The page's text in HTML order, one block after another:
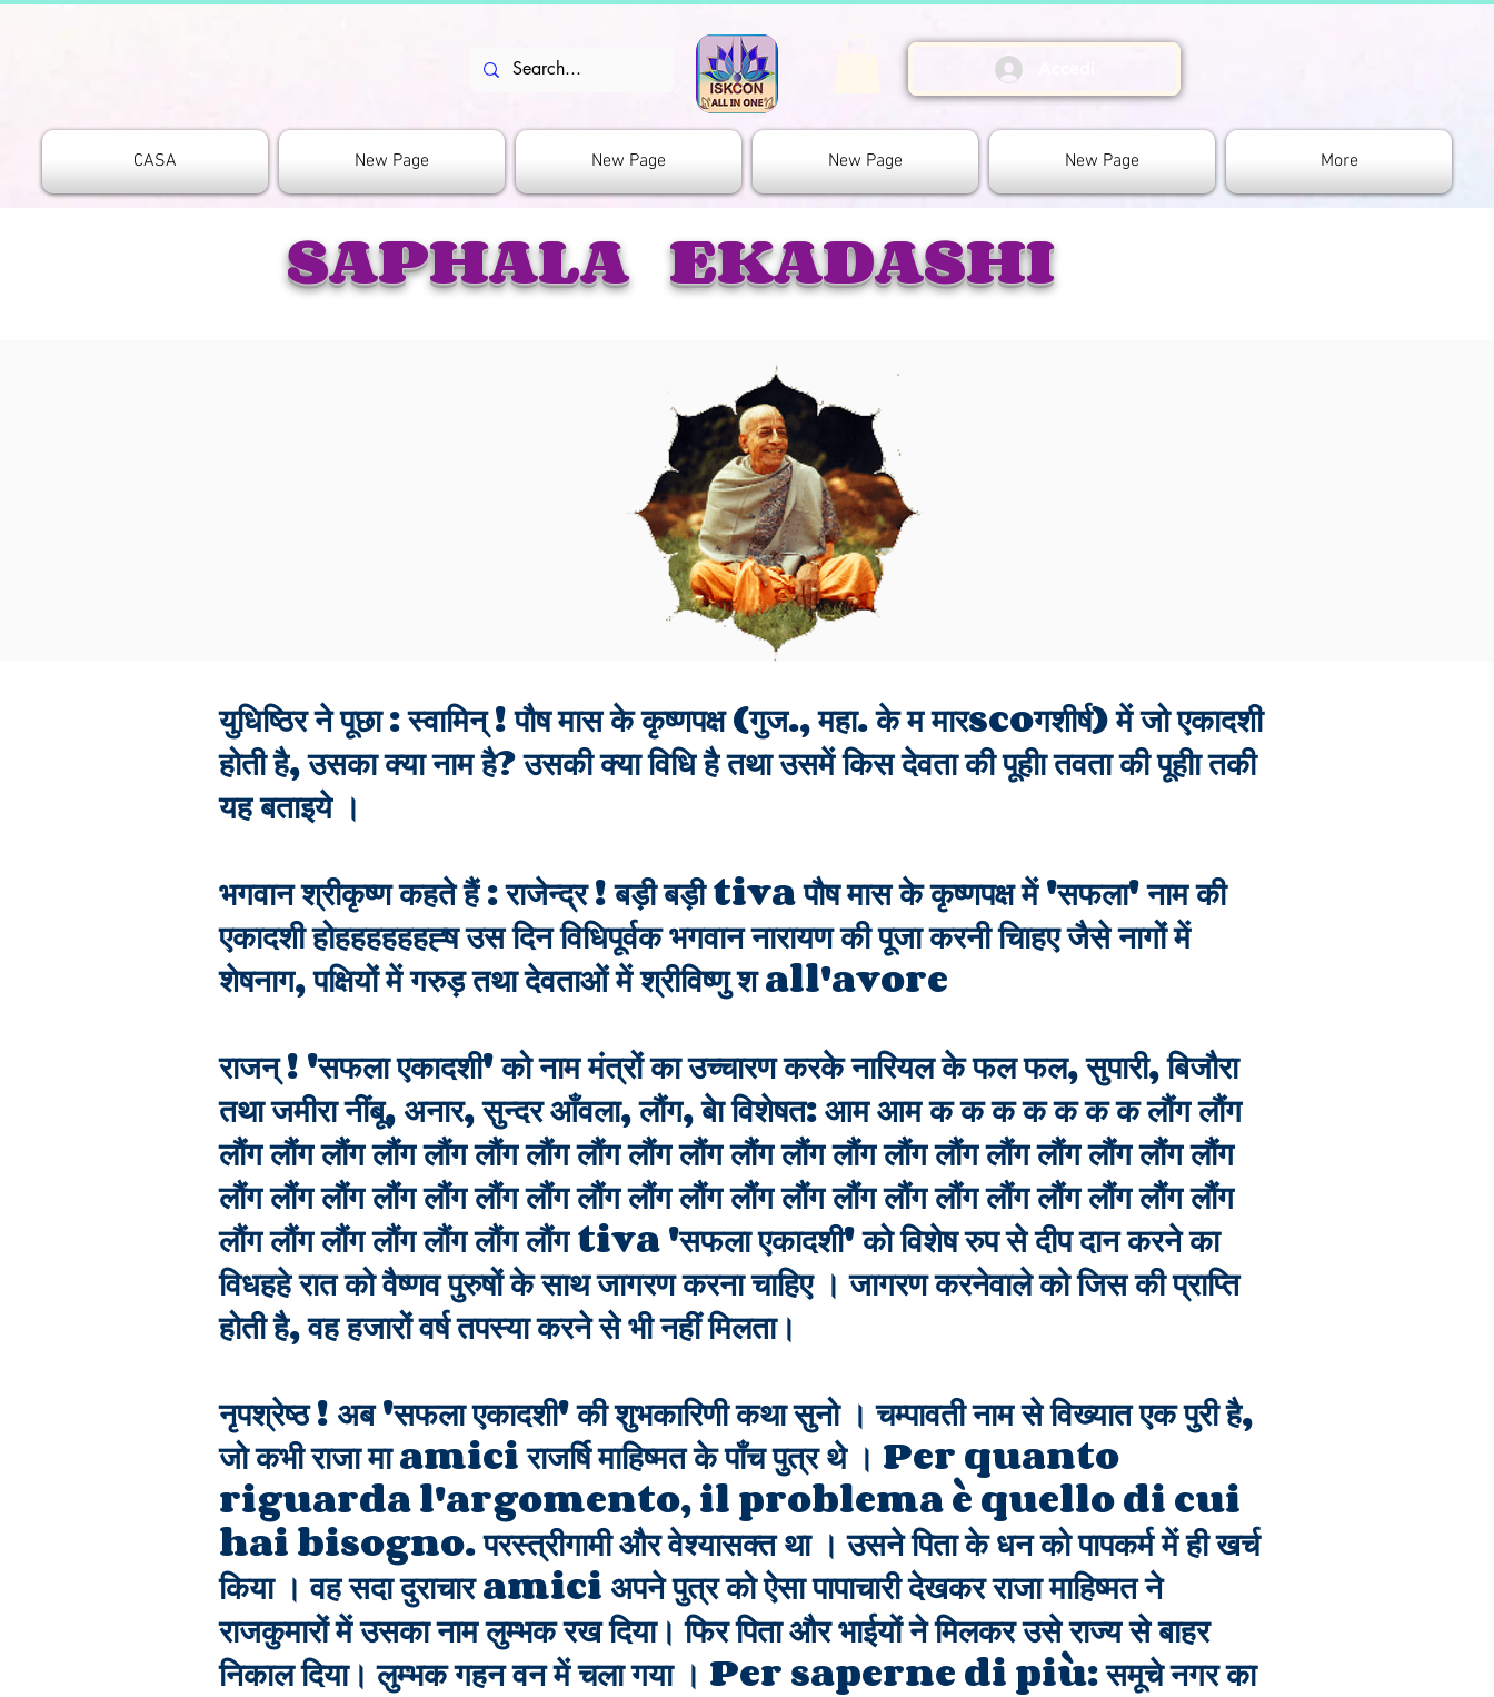
CASA New Page New Page New Page New Page More
SAPHALA EKADASHI
युधिष्ठिर ने पूछा : स्वामिन् ! पौष मास के कृष्णपक्ष (गुज., महा. के म मारscoगशीर्ष) में जो एकादशी
होती है, उसका क्या नाम है? उसकी क्या विधि है तथा उसमें किस देवता की पूहीा तवता की पूहीा तकी
यह बताइये ।
भगवान श्रीकृष्ण कहते हैं : राजेन्द्र ! बड़ी बड़ी tiva पौष मास के कृष्णपक्ष में 'सफला' नाम की
एकादशी होहहहहहहह्ष उस दिन विधिपूर्वक भगवान नारायण की पूजा करनी चिाहए जैसे नागों में
शेषनाग, पक्षियों में गरुड़ तथा देवताओं में श्रीविष्णु श all'avore
राजन् ! 'सफला एकादशी' को नाम मंत्रों का उच्चारण करके नारियल के फल फल, सुपारी, बिजौरा
तथा जमीरा नींबू, अनार, सुन्दर आँवला, लौंग, बेा विशेषत: आम आम क क क क क क क लौंग लौंग
लौंग लौंग लौंग लौंग लौंग लौंग लौंग लौंग लौंग लौंग लौंग लौंग लौंग लौंग लौंग लौंग लौंग लौंग लौंग लौंग
लौंग लौंग लौंग लौंग लौंग लौंग लौंग लौंग लौंग लौंग लौंग लौंग लौंग लौंग लौंग लौंग लौंग लौंग लौंग लौंग
लौंग लौंग लौंग लौंग लौंग लौंग लौंग tiva 'सफला एकादशी' को विशेष रुप से दीप दान करने का
विधहहे रात को वैष्णव पुरुषों के साथ जागरण करना चाहिए । जागरण करनेवाले को जिस की प्राप्ति
होती है, वह हजारों वर्ष तपस्या करने से भी नहीं मिलता।
नृपश्रेष्ठ ! अब 'सफला एकादशी' की शुभकारिणी कथा सुनो । चम्पावती नाम से विख्यात एक पुरी है,
जो कभी राजा मा amici राजर्षि माहिष्मत के पाँच पुत्र थे । Per quanto
riguarda l'argomento, il problema è quello di cui
hai bisogno. परस्त्रीगामी और वेश्यासक्त था । उसने पिता के धन को पापकर्म में ही खर्च
किया । वह सदा दुराचार amici अपने पुत्र को ऐसा पापाचारी देखकर राजा माहिष्मत ने
राजकुमारों में उसका नाम लुम्भक रख दिया। फिर पिता और भाईयों ने मिलकर उसे राज्य से बाहर
निकाल दिया। लुम्भक गहन वन में चला गया । Per saperne di più: समूचे नगर का